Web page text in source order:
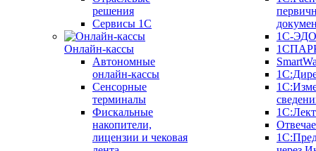
решения
Сервисы 1С
Онлайн-кассы
Автономные
онлайн-кассы
Сенсорные
терминалы
Фискальные
накопители,
лицензии и чековая
1С-ЭДО